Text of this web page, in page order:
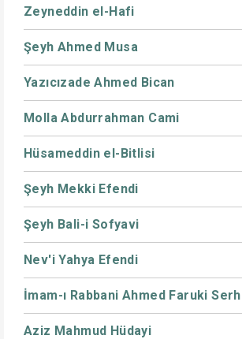
Zeyneddin el-Hafi
Şeyh Ahmed Musa
Yazıcızade Ahmed Bican
Molla Abdurrahman Cami
Hüsameddin el-Bitlisi
Şeyh Mekki Efendi
Şeyh Bali-i Sofyavi
Nev'i Yahya Efendi
İmam-ı Rabbani Ahmed Faruki
Aziz Mahmud Hüdayi